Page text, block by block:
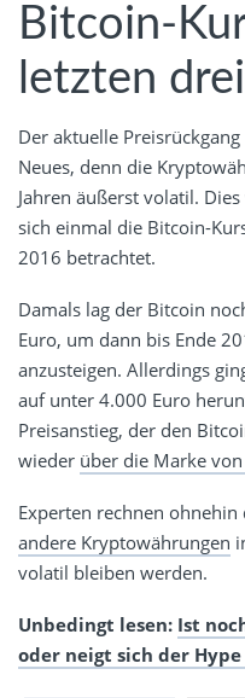
Bitcoin-
letzten
Der aktuelle
Neues, denn die
Jahren äußerst volatil.
sich einmal die Bitcoin-
2016 betrachtet.
Damals lag der Bitcoin
Euro, um dann bis Ende
anzusteigen. Allerdings
auf unter 4.000 Euro
Preisanstieg, der den
wieder über die Marke
Experten rechnen ohnehin
andere Kryptowährungen
volatil bleiben werden.
Unbedingt lesen: Ist
oder neigt sich der Hype